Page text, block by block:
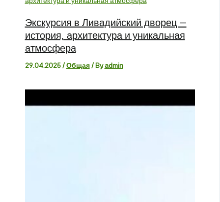
Экскурсия в Ливадийский дворец —
история, архитектура и уникальная
атмосфера
29.04.2025/Общая/ Byadmin